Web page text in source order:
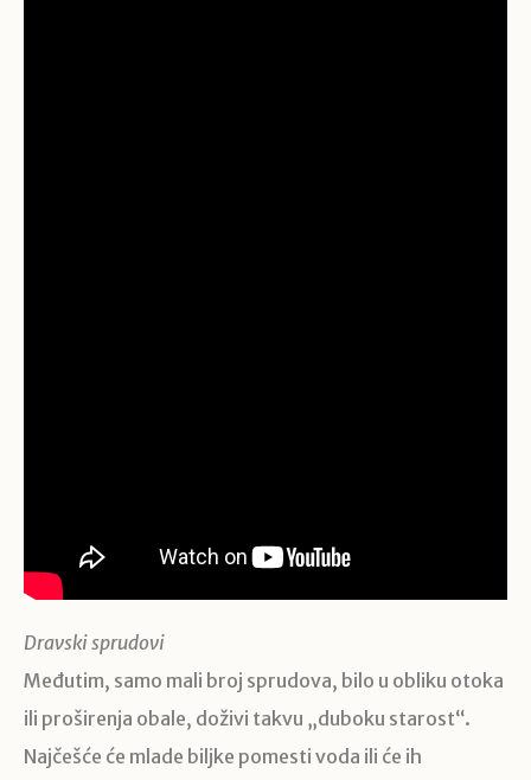
Dravski sprudovi
Međutim, samo mali broj sprudova, bilo u obliku otoka
ili proširenja obale, doživi takvu „duboku starost“.
Najčešće će mlade biljke pomesti voda ili će ih